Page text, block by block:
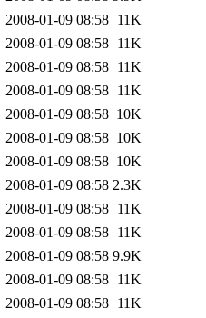
2008-01-09 08:58 11K
2008-01-09 08:58 11K
2008-01-09 08:58 11K
2008-01-09 08:58 11K
2008-01-09 08:58 10K
2008-01-09 08:58 10K
2008-01-09 08:58 10K
2008-01-09 08:58 2.3K
2008-01-09 08:58 11K
2008-01-09 08:58 11K
2008-01-09 08:58 9.9K
2008-01-09 08:58 11K
2008-01-09 08:58 11K